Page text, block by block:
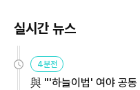
실시간 뉴스
4분전
與 "'하늘이법' 여야 공